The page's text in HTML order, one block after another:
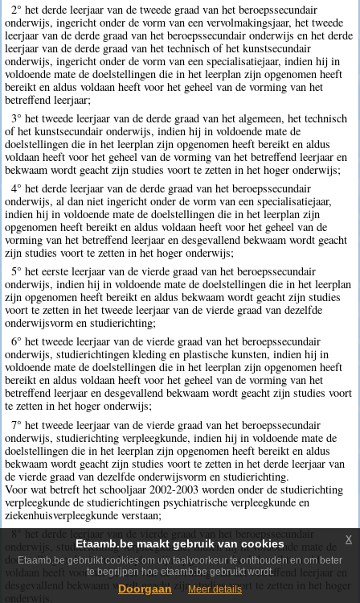
2° het derde leerjaar van de tweede graad van het beroepssecundair
onderwijs, ingericht onder de vorm van een vervolmakingsjaar, het tweede
leerjaar van de derde graad van het beroepssecundair onderwijs en het derde
leerjaar van de derde graad van het technisch of het kunstsecundair
onderwijs, ingericht onder de vorm van een specialisatiejaar, indien hij in
voldoende mate de doelstellingen die in het leerplan zijn opgenomen heeft
bereikt en aldus voldaan heeft voor het geheel van de vorming van het
betreffend leerjaar;
3° het tweede leerjaar van de derde graad van het algemeen, het technisch
of het kunstsecundair onderwijs, indien hij in voldoende mate de
doelstellingen die in het leerplan zijn opgenomen heeft bereikt en aldus
voldaan heeft voor het geheel van de vorming van het betreffend leerjaar en
bekwaam wordt geacht zijn studies voort te zetten in het hoger onderwijs;
4° het derde leerjaar van de derde graad van het beroepssecundair
onderwijs, al dan niet ingericht onder de vorm van een specialisatiejaar,
indien hij in voldoende mate de doelstellingen die in het leerplan zijn
opgenomen heeft bereikt en aldus voldaan heeft voor het geheel van de
vorming van het betreffend leerjaar en desgevallend bekwaam wordt geacht
zijn studies voort te zetten in het hoger onderwijs;
5° het eerste leerjaar van de vierde graad van het beroepssecundair
onderwijs, indien hij in voldoende mate de doelstellingen die in het leerplan
zijn opgenomen heeft bereikt en aldus bekwaam wordt geacht zijn studies
voort te zetten in het tweede leerjaar van de vierde graad van dezelfde
onderwijsvorm en studierichting;
6° het tweede leerjaar van de vierde graad van het beroepssecundair
onderwijs, studierichtingen kleding en plastische kunsten, indien hij in
voldoende mate de doelstellingen die in het leerplan zijn opgenomen heeft
bereikt en aldus voldaan heeft voor het geheel van de vorming van het
betreffend leerjaar en desgevallend bekwaam wordt geacht zijn studies voort
te zetten in het hoger onderwijs;
7° het tweede leerjaar van de vierde graad van het beroepssecundair
onderwijs, studierichting verpleegkunde, indien hij in voldoende mate de
doelstellingen die in het leerplan zijn opgenomen heeft bereikt en aldus
bekwaam wordt geacht zijn studies voort te zetten in het derde leerjaar van
de vierde graad van dezelfde onderwijsvorm en studierichting.
Voor wat betreft het schooljaar 2002-2003 worden onder de studierichting
verpleegkunde de studierichtingen psychiatrische verpleegkunde en
ziekenhuisverpleegkunde verstaan;
8° het derde leerjaar van de vierde graad van het beroepssecundair
onderwijs, studierichting verpleegkunde, indien hij in voldoende mate de
doelstellingen die in het leerplan zijn opgenomen heeft bereikt en aldus
voldaan heeft voor het geheel van de vorming van het betreffend leerjaar en
desgevallend bekwaam wordt geacht zijn studies voort te zetten in het hoger
onderwijs.
Etaamb.be maakt gebruik van cookies
Etaamb.be gebruikt cookies om uw taalvoorkeur te onthouden en om beter
te begrijpen hoe etaamb.be gebruikt wordt.
Doorgaan Meer details
x